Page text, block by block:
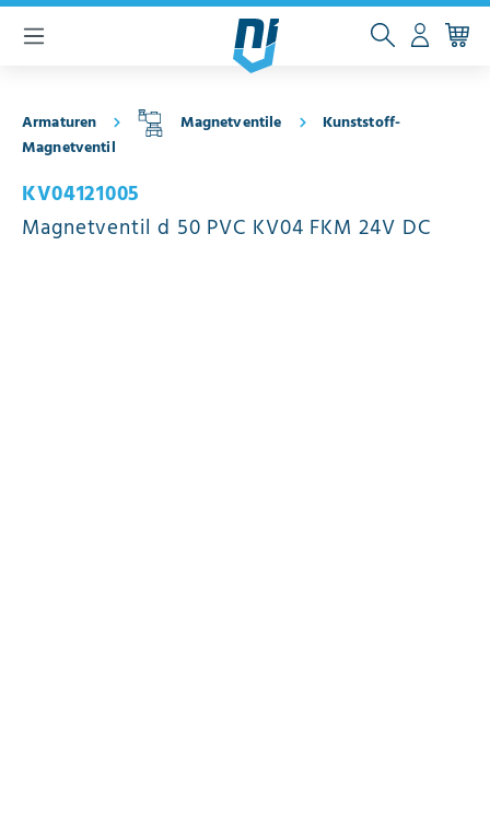
springen
Armaturen Magnetventile
Kunststoff-
Magnetventil
KV04121005
Magnetventil d 50 PVC KV04 FKM 24V DC